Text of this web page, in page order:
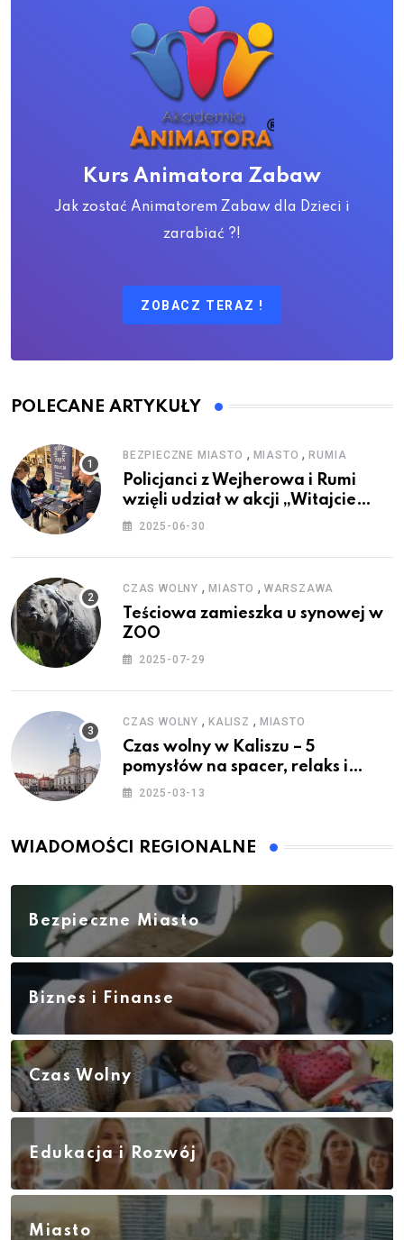
Kurs Animatora Zabaw
Jak zostać Animatorem Zabaw dla Dzieci i
zarabiać ?!
ZOBACZ TERAZ !
POLECANE ARTYKUŁY
BEZPIECZNE MIASTO , MIASTO ,RUMIA
Policjanci z Wejherowa i Rumi
wzięli udział w akcji „Witajcie
Wakacje”
2025-06-30
CZAS WOLNY , MIASTO , WARSZAWA
Teściowa zamieszka u synowej w
ZOO
2025-07-29
CZAS WOLNY , KALISZ , MIASTO
Czas wolny w Kaliszu – 5
pomysłów na spacer, relaks i
rodzinne atrakcje
2025-03-13
WIADOMOŚCI REGIONALNE
Bezpieczne Miasto
Biznes i Finanse
Czas Wolny
Edukacja i Rozwój
Miasto